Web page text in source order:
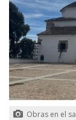
Obras en el